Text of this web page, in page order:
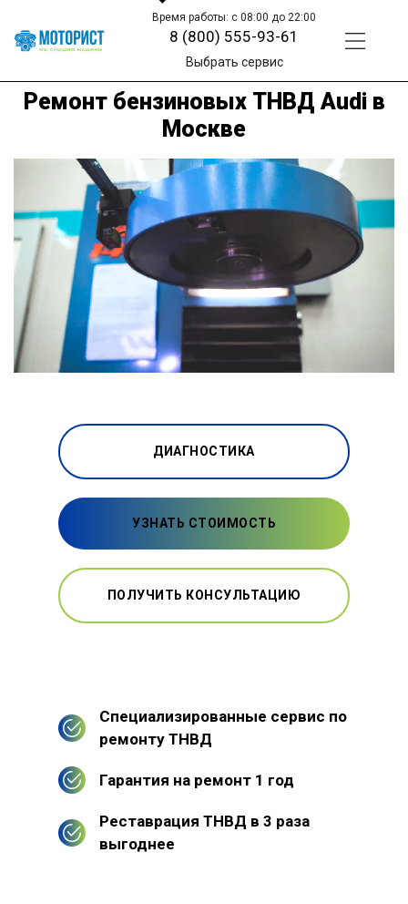
Время работы: с 08:00 до 22:00
8 (800) 555-93-61
Выбрать сервис
Ремонт бензиновых ТНВД Audi в
Москве
ДИАГНОСТИКА
УЗНАТЬ СТОИМОСТЬ
ПОЛУЧИТЬ КОНСУЛЬТАЦИЮ
Специализированные сервис по
ремонту ТНВД
Гарантия на ремонт 1 год
Реставрация ТНВД в 3 раза
выгоднее